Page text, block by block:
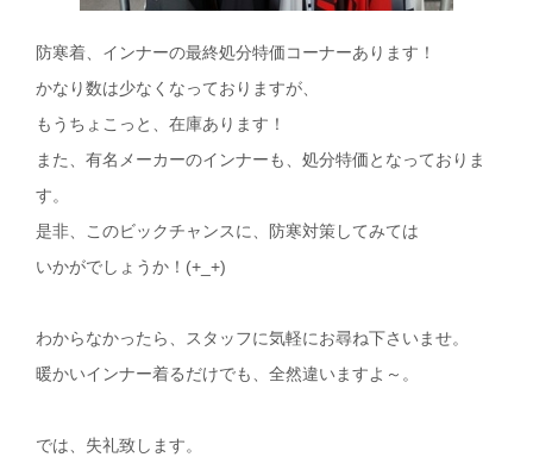
防寒着、インナーの最終処分特価コーナーあります！
かなり数は少なくなっておりますが、
もうちょこっと、在庫あります！
また、有名メーカーのインナーも、処分特価となっておりま
す。
是非、このビックチャンスに、防寒対策してみては
いかがでしょうか！(+_+)
わからなかったら、スタッフに気軽にお尋ね下さいませ。
暖かいインナー着るだけでも、全然違いますよ～。
では、失礼致します。